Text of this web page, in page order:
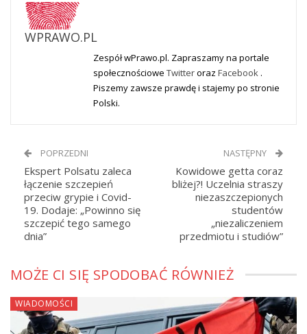
WPRAWO.PL
Zespół wPrawo.pl. Zapraszamy na portale
społecznościowe Twitteroraz Facebook .
Piszemy zawsze prawdę i stajemy po stronie
Polski.
POPRZEDNI
Ekspert Polsatu zaleca
łączenie szczepień
przeciw grypie i Covid-
19. Dodaje: „Powinno się
szczepić tego samego
dnia”
NASTĘPNY
Kowidowe getta coraz
bliżej?! Uczelnia straszy
niezaszczepionych
studentów
„niezaliczeniem
przedmiotu i studiów”
MOŻE CI SIĘ SPODOBAĆ RÓWNIEŻ
WIADOMOŚCI